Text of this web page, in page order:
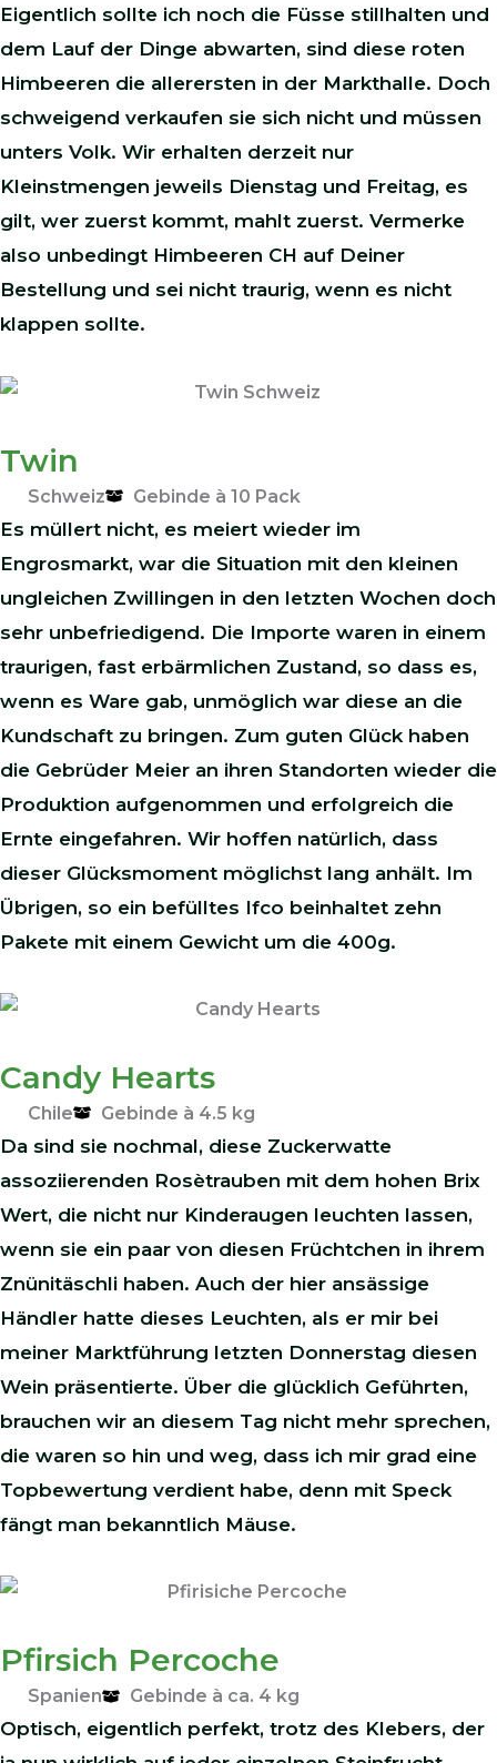
Eigentlich sollte ich noch die Füsse stillhalten und
dem Lauf der Dinge abwarten, sind diese roten
Himbeeren die allerersten in der Markthalle. Doch
schweigend verkaufen sie sich nicht und müssen
unters Volk. Wir erhalten derzeit nur
Kleinstmengen jeweils Dienstag und Freitag, es
gilt, wer zuerst kommt, mahlt zuerst. Vermerke
also unbedingt Himbeeren CH auf Deiner
Bestellung und sei nicht traurig, wenn es nicht
klappen sollte.
Twin
Schweiz Gebinde à 10 Pack
Es müllert nicht, es meiert wieder im
Engrosmarkt, war die Situation mit den kleinen
ungleichen Zwillingen in den letzten Wochen doch
sehr unbefriedigend. Die Importe waren in einem
traurigen, fast erbärmlichen Zustand, so dass es,
wenn es Ware gab, unmöglich war diese an die
Kundschaft zu bringen. Zum guten Glück haben
die Gebrüder Meier an ihren Standorten wieder die
Produktion aufgenommen und erfolgreich die
Ernte eingefahren. Wir hoffen natürlich, dass
dieser Glücksmoment möglichst lang anhält. Im
Übrigen, so ein befülltes Ifco beinhaltet zehn
Pakete mit einem Gewicht um die 400g.
Candy Hearts
Chile Gebinde à 4.5 kg
Da sind sie nochmal, diese Zuckerwatte
assoziierenden Rosètrauben mit dem hohen Brix
Wert, die nicht nur Kinderaugen leuchten lassen,
wenn sie ein paar von diesen Früchtchen in ihrem
Znünitäschli haben. Auch der hier ansässige
Händler hatte dieses Leuchten, als er mir bei
meiner Marktführung letzten Donnerstag diesen
Wein präsentierte. Über die glücklich Geführten,
brauchen wir an diesem Tag nicht mehr sprechen,
die waren so hin und weg, dass ich mir grad eine
Topbewertung verdient habe, denn mit Speck
fängt man bekanntlich Mäuse.
Pfirsich Percoche
Spanien Gebinde à ca. 4 kg
Optisch, eigentlich perfekt, trotz des Klebers, der